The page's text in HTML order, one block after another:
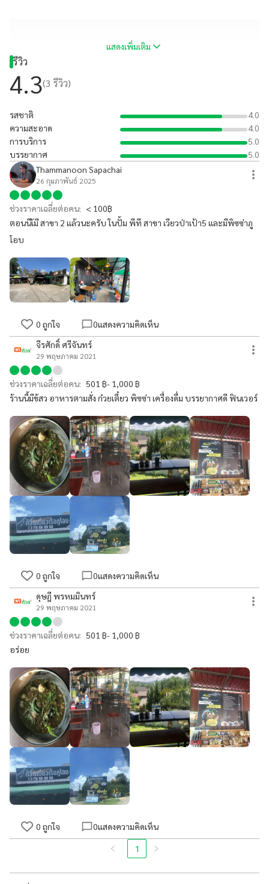
แสดงเพิ่มเติม
รีวิว
4.3(3 รีวิว)
รสชาติ
4.0
ความสะอาด
4.0
การบริการ
5.0
บรรยากาศ
5.0
Thammanoon Sapachai
26 กุมภาพันธ์ 2025
ช่วงราคาเฉลี่ยต่อคน: < 100฿
ตอนนีเ้มี สาขา 2 แล้วนะครับ ในปั้ม พีที สาขา เวียวป่าเป้า5 และมีพิซซ่าภู
โอบ
0 ถูกใจ 0แสดงความคิดเห็น
จีรศักดิ์ ศรีจันทร์
29 พฤษภาคม 2021
ช่วงราคาเฉลี่ยต่อคน: 501 ฿- 1,000 ฿
ร้านนี้มีข้สว อาหารตามสั่ง ก๋วยเตี๋ยว พิซซ่า เครื่องดื่ม บรรยากาศดี ฟินเวอร์
0 ถูกใจ 0แสดงความคิดเห็น
ดุษฎี พรหมมินทร์
29 พฤษภาคม 2021
ช่วงราคาเฉลี่ยต่อคน: 501 ฿- 1,000 ฿
อร่อย
0 ถูกใจ 0แสดงความคิดเห็น
1